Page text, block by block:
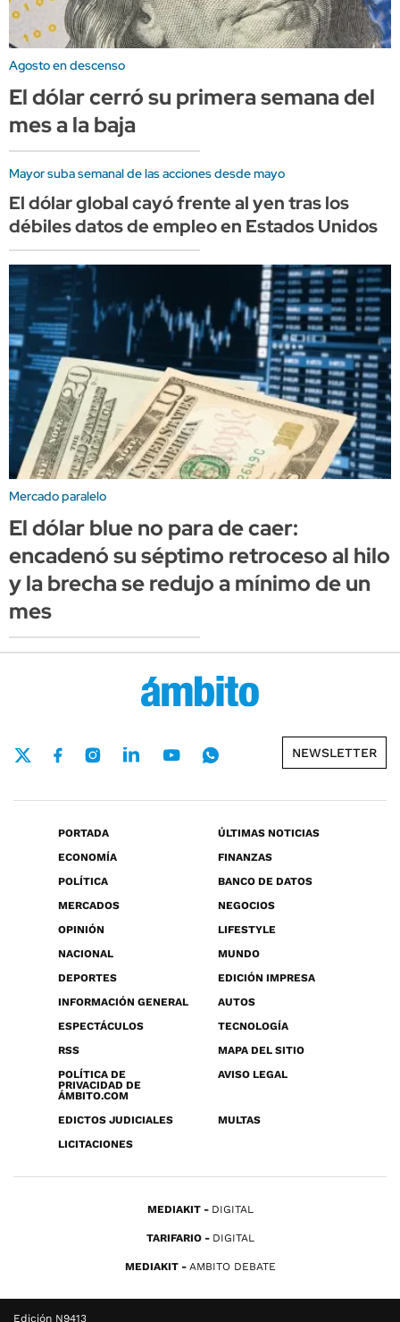
Agosto en descenso
El dólar cerró su primera semana del
mes a la baja
Mayor suba semanal de las acciones desde mayo
El dólar global cayó frente al yen tras los
débiles datos de empleo en Estados Unidos
Mercado paralelo
El dólar blue no para de caer:
encadenó su séptimo retroceso al hilo
y la brecha se redujo a mínimo de un
mes
NEWSLETTER
PORTADA
ÚLTIMAS NOTICIAS
ECONOMÍA
FINANZAS
POLÍTICA
BANCO DE DATOS
MERCADOS
NEGOCIOS
OPINIÓN
LIFESTYLE
NACIONAL
MUNDO
DEPORTES
EDICIÓN IMPRESA
INFORMACIÓN GENERAL
AUTOS
ESPECTÁCULOS
TECNOLOGÍA
RSS
MAPA DEL SITIO
POLÍTICA DE
PRIVACIDAD DE
ÁMBITO.COM
AVISO LEGAL
EDICTOS JUDICIALES
MULTAS
LICITACIONES
MEDIAKIT DIGITAL
TARIFARIO DIGITAL
MEDIAKIT AMBITO DEBATE
Edición N9413